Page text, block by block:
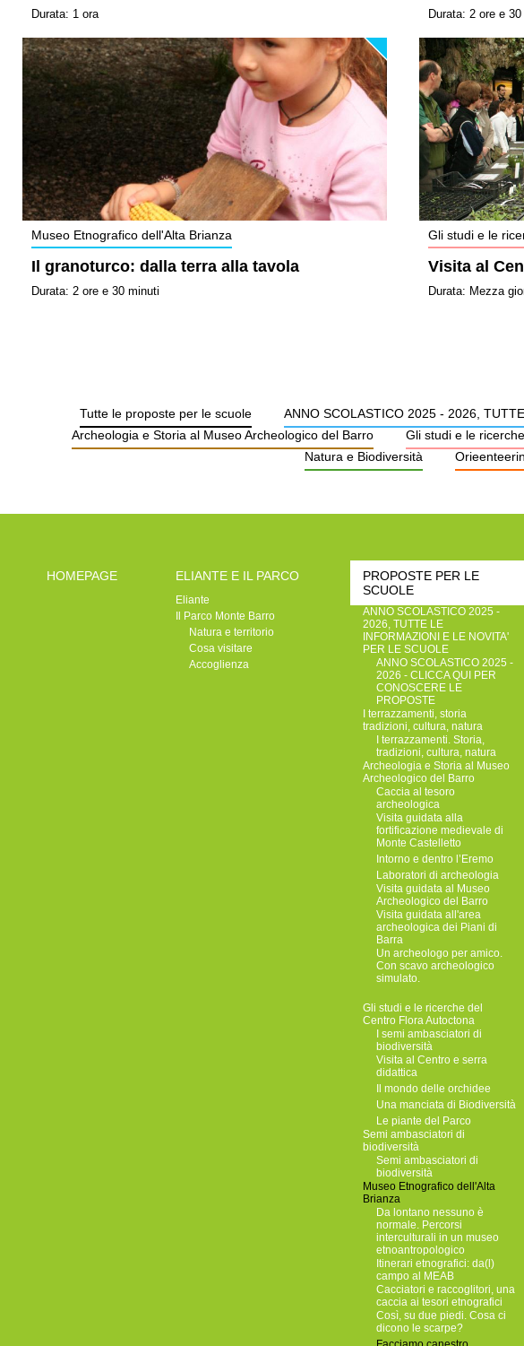
Durata: 1 ora Durata: 2 ore e
Museo Etnografico dell'Alta Brianza
Il granoturco: dalla terra alla tavola
Durata: 2 ore e 30 minuti
Gli studi e le
Visita al
Durata: Mezza
Tutte le proposte per le scuole ANNO SCOLASTICO 2025 - 2026,
Archeologia e Storia al Museo Archeologico del Barro
Gli studi e le
Natura e Biodiversità
HOMEPAGE ELIANTE E IL PARCO
Eliante
Il Parco Monte Barro
Natura e territorio
Cosa visitare
Accoglienza
PROPOSTE PER LE
SCUOLE
ANNO SCOLASTICO 2025 -
2026, TUTTE LE
INFORMAZIONI E LE NOVITA'
PER LE SCUOLE
ANNO SCOLASTICO 2025 -
2026 - CLICCA QUI PER
CONOSCERE LE
PROPOSTE
I terrazzamenti, storia
tradizioni, cultura, natura
I terrazzamenti. Storia,
tradizioni, cultura, natura
Archeologia e Storia al Museo
Archeologico del Barro
Caccia al tesoro
archeologica
Visita guidata alla
fortificazione medievale di
Monte Castelletto
Intorno e dentro l’Eremo
Laboratori di archeologia
Visita guidata al Museo
Archeologico del Barro
Visita guidata all'area
archeologica dei Piani di
Barra
Un archeologo per amico.
Con scavo archeologico
simulato.
Gli studi e le ricerche del
Centro Flora Autoctona
I semi ambasciatori di
biodiversità
Visita al Centro e serra
didattica
Il mondo delle orchidee
Una manciata di Biodiversità
Le piante del Parco
Semi ambasciatori di
biodiversità
Semi ambasciatori di
biodiversità
Museo Etnografico dell'Alta
Brianza
Da lontano nessuno è
normale. Percorsi
interculturali in un museo
etnoantropologico
Itinerari etnografici: da(l)
campo al MEAB
Cacciatori e raccoglitori, una
caccia ai tesori etnografici
Così, su due piedi. Cosa ci
dicono le scarpe?